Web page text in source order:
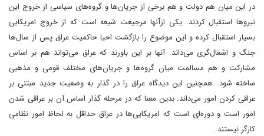
در این میان هم دولت و هم برخی از جریان‌ها و گروه‌های سیاسی از خروج این
نیروها استقبال کردند. یکی ازآنها مرجیعت شیعه است که از خروج امریکایی
بسیار استقبال کرده و این موضوع را بازگشت احیا حاکمیت عراق پس از سال‌ها
جنگ و اشغال‌گری می‌داند. آنها بر این باورند که عراق می‌تواند هم بر اساس
مشارکت و هم مسالمت میان گروه‌ها و جریان‌های مختلف قومی و مذهبی
ساخته شود. همچنین این دیدگاه عراق را در گذار به وضعیت جدید مبتنی بر
عراقی کردن امور می‌داند. بدین معنا که در مرحله گذار اساس آن بر عراقی شدن
امور است و دوره‌ای است که امریکایی‌ها در عراق حداقل به لحاظ امور نظامی
کارگر نیستند.